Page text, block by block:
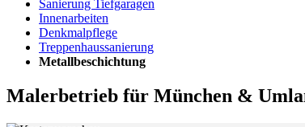
Sanierung Tiefgaragen
Innenarbeiten
Denkmalpflege
Treppenhaussanierung
Metallbeschichtung
Malerbetrieb für München &